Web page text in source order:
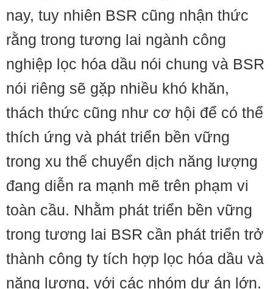
nay, tuy nhiên BSR cũng nhận thức
rằng trong tương lai ngành công
nghiệp lọc hóa dầu nói chung và BSR
nói riêng sẽ gặp nhiều khó khăn,
thách thức cũng như cơ hội để có thể
thích ứng và phát triển bền vững
trong xu thế chuyển dịch năng lượng
đang diễn ra mạnh mẽ trên phạm vi
toàn cầu. Nhằm phát triển bền vững
trong tương lai BSR cần phát triển trở
thành công ty tích hợp lọc hóa dầu và
năng lượng, với các nhóm dự án lớn.